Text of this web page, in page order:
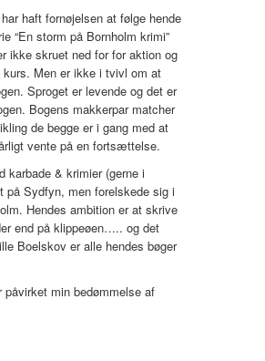
haft fornøjelsen at følge hende
“En storm på Bornholm krimi”
ikke skruet ned for for aktion og
Men er ikke i tvivl om at
Sproget er levende og det er
Bogens makkerpar matcher
de begge er i gang med at
vente på en fortsættelse.
karbade & krimier (gerne i
på Sydfyn, men forelskede sig i
Hendes ambition er at skrive
end på klippeøen….. og det
Boelskov er alle hendes bøger
min bedømmelse af